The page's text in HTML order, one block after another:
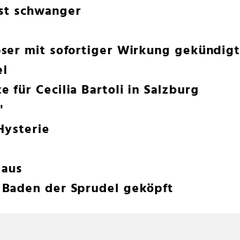
schwanger
mit sofortiger Wirkung gekündigt
für Cecilia Bartoli in Salzburg
der Sprudel geköpft